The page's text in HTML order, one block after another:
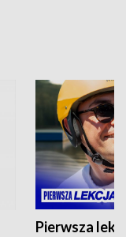
Pierwsza